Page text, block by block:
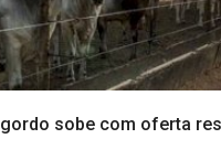
sobe com oferta